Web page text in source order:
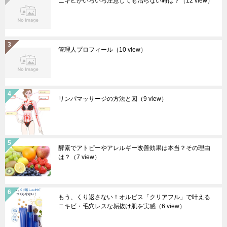
管理人プロフィール （10 view）
リンパマッサージの方法と図 （9 view）
酵素でアトピーやアレルギー改善効果は本当？その理由
は？
（7 view）
もう、くり返さない！オルビス「クリアフル」で叶える
ニキビ・毛穴レスな垢抜け肌を実感 （6 view）